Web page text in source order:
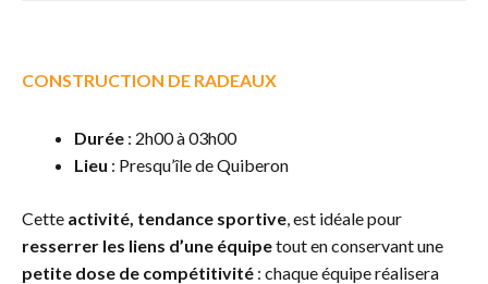
CONSTRUCTION DE RADEAUX
Durée : 2h00 à 03h00
Lieu : Presqu’île de Quiberon
Cette activité, tendance sportive , est idéale pour
resserrer les liens d’une équipetout en conservant une
petite dose de compétitivité : chaque équipe réalisera